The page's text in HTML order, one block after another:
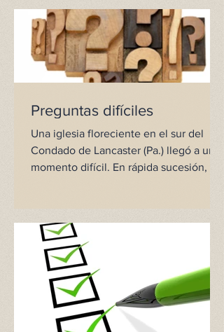
Preguntas difíciles
Una iglesia floreciente en el sur del
Condado de Lancaster (Pa.) llegó a un
momento difícil. En rápida sucesión, la